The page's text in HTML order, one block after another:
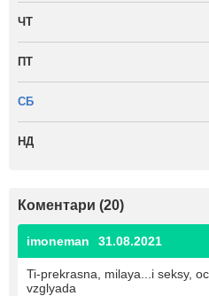
ЧТ
ПТ
СБ
НД
Коментари (20)
imoneman 31.08.2021
Ti-prekrasna, milaya...i seksy,
vzglyada